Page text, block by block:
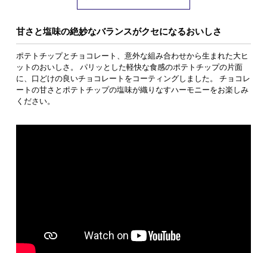
甘さと塩味の絶妙なバランスがクセになるおいしさ
ポテトチップとチョコレート、意外な組み合わせから生まれた大ヒ
ットのおいしさ。 パリッとした軽快な食感のポテトチップの片面
に、口どけの良いチョコレートをコーティングしました。 チョコレ
ートの甘さとポテトチップの塩味が織りなすハーモニーをお楽しみ
ください。